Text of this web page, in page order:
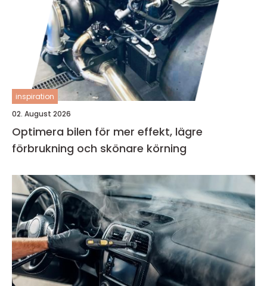
inspiration
02. August 2026
Optimera bilen för mer effekt, lägre
förbrukning och skönare körning